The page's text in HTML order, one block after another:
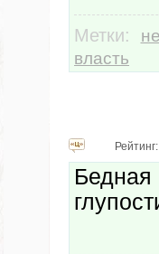
Метки:
власть
Рейтинг:
Бедная